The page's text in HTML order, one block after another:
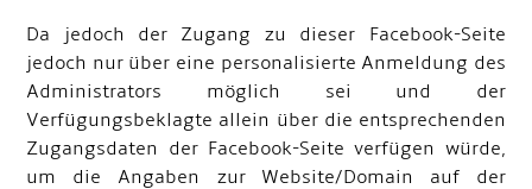
Da jedoch der Zugang zu dieser Facebook-Seite
jedoch nur über eine personalisierte Anmeldung des
Administrators möglich sei und der
Verfügungsbeklagte allein über die entsprechenden
Zugangsdaten der Facebook-Seite verfügen würde,
um die Angaben zur Website/Domain auf der